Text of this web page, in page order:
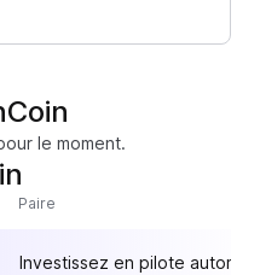
le moment.
Paire
Investissez en pilote